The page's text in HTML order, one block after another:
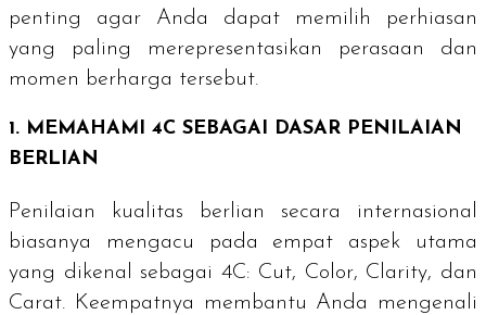
penting agar Anda dapat memilih perhiasan
yang paling merepresentasikan perasaan dan
momen berharga tersebut.
1. MEMAHAMI 4C SEBAGAI DASAR PENILAIAN
BERLIAN
Penilaian kualitas berlian secara internasional
biasanya mengacu pada empat aspek utama
yang dikenal sebagai 4C: Cut, Color, Clarity, dan
Carat. Keempatnya membantu Anda mengenali